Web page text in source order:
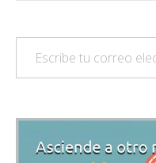
Escribe tu correo electrónico…